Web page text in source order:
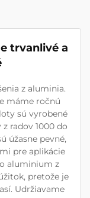
trvanlivé a
z aluminia.
máme ročnú
sú vyrobené
radov 1000 do
úžasne pevné,
pre aplikácie
aluminium z
pretože je
Udržiavame